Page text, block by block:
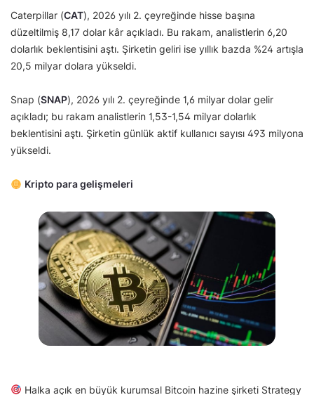
Caterpillar (CAT), 2026 yılı 2. çeyreğinde hisse başına
düzeltilmiş 8,17 dolar kâr açıkladı. Bu rakam, analistlerin 6,20
dolarlık beklentisini aştı. Şirketin geliri ise yıllık bazda %24 artışla
20,5 milyar dolara yükseldi.
Snap (SNAP), 2026 yılı 2. çeyreğinde 1,6 milyar dolar gelir
açıkladı; bu rakam analistlerin 1,53-1,54 milyar dolarlık
beklentisini aştı. Şirketin günlük aktif kullanıcı sayısı 493 milyona
yükseldi.
Kripto para gelişmeleri
Halka açık en büyük kurumsal Bitcoin hazine şirketi Strategy